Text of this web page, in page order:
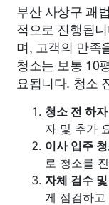
부산 사상구 괘
적으로 진행됩
며, 고객의 만족
청소는 보통 10
요됩니다. 청소
청소 전 하
자 및 추가
이사 입주
로 청소를
자체 검수
게 점검하